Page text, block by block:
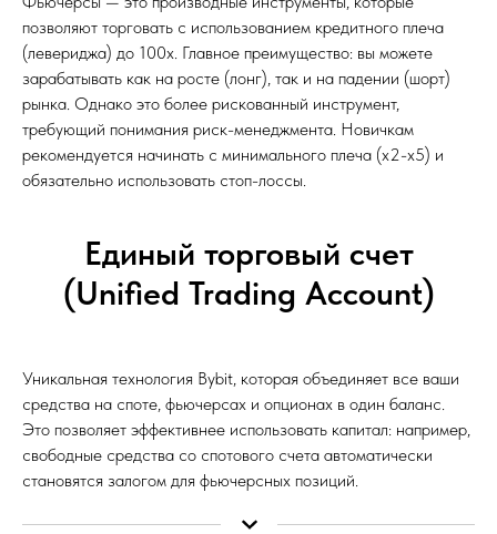
позволяют торговать с использованием кредитного плеча
(левериджа) до 100x. Главное преимущество: вы можете
зарабатывать как на росте (лонг), так и на падении (шорт)
рынка. Однако это более рискованный инструмент,
требующий понимания риск-менеджмента. Новичкам
рекомендуется начинать с минимального плеча (х2-х5) и
обязательно использовать стоп-лоссы.
Единый торговый счет
(Unified Trading Account)
Уникальная технология Bybit, которая объединяет все ваши
средства на споте, фьючерсах и опционах в один баланс.
Это позволяет эффективнее использовать капитал: например,
свободные средства со спотового счета автоматически
становятся залогом для фьючерсных позиций.